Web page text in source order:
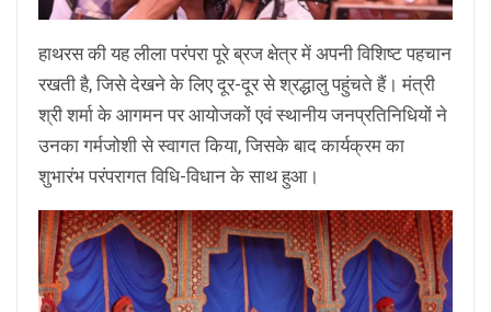
हाथरस की यह लीला परंपरा पूरे ब्रज क्षेत्र में अपनी विशिष्ट पहचान
रखती है, जिसे देखने के लिए दूर-दूर से श्रद्धालु पहुंचते हैं। मंत्री
श्री शर्मा के आगमन पर आयोजकों एवं स्थानीय जनप्रतिनिधियों ने
उनका गर्मजोशी से स्वागत किया, जिसके बाद कार्यक्रम का
शुभारंभ परंपरागत विधि-विधान के साथ हुआ।